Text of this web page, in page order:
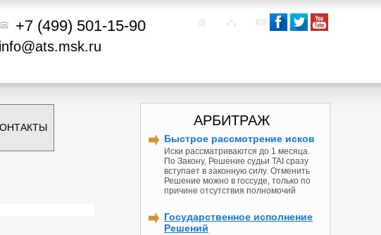
+7 (499) 501-15-90
info@ats.msk.ru
АРБИТРАЖ
Быстрое рассмотрение исков
Иски рассматриваются до 1 месяца.
По Закону, Решение судьи TAI сразу
вступает в законную силу. Отменить
Решение можно в госсуде, только по
причине отсутствия полномочий
Государственное исполнение
Решений